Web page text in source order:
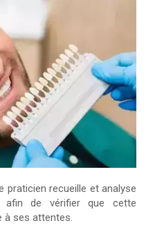
praticien recueille et analyse
afin de vérifier que cette
à ses attentes.